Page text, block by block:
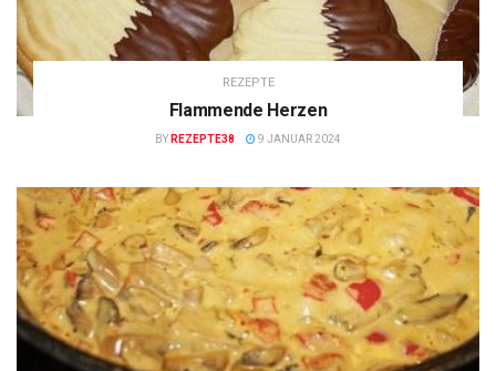
REZEPTE
Flammende Herzen
BY REZEPTE38 9 JANUAR 2024